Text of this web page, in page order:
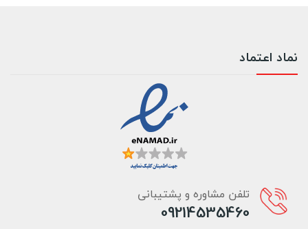
نماد اعتماد
تلفن مشاوره و پشتیبانی
09214535460